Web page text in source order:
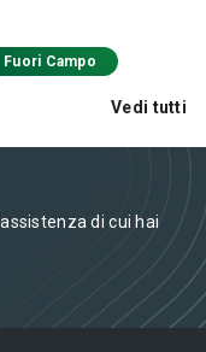
Fuori Campo
Vedi tutti
di cui hai